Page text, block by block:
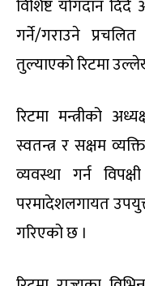
विशिष्ट योगदान दिँदै
गर्ने/गराउने प्रचलित
तुल्याएको रिटमा
रिटमा मन्त्रीको
स्वतन्त्र र सक्षम
व्यवस्था गर्न
परमादेशलगायत
गरिएको छ ।